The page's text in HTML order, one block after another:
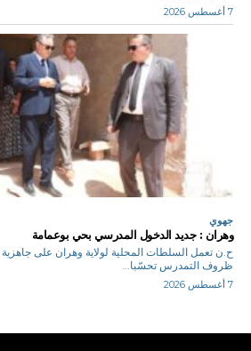
7 أغسطس 2026
جهوي
وهران : جديد الدخول المدرسي بحي بوعمامة
ح.ن تعمل السلطات المحلية لولاية وهران على
ظروف التمدرس تحسّبا...
7 أغسطس 2026